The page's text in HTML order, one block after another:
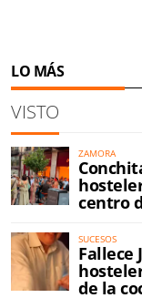
LO MÁS
VISTO
ZAMORA
centro
SUCESOS
Fallece
de la